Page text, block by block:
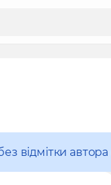
відмітки автора